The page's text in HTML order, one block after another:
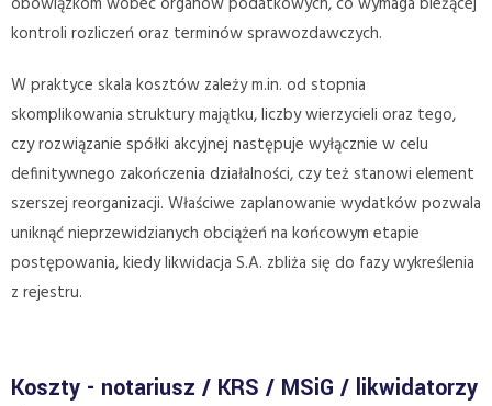
kontroli rozliczeń oraz terminów sprawozdawczych.
W praktyce skala kosztów zależy m.in. od stopnia
skomplikowania struktury majątku, liczby wierzycieli oraz tego,
czy rozwiązanie spółki akcyjnej następuje wyłącznie w celu
definitywnego zakończenia działalności, czy też stanowi element
szerszej reorganizacji. Właściwe zaplanowanie wydatków pozwala
uniknąć nieprzewidzianych obciążeń na końcowym etapie
postępowania, kiedy likwidacja S.A. zbliża się do fazy wykreślenia
z rejestru.
Koszty - notariusz / KRS / MSiG / likwidatorzy